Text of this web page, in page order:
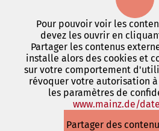
Pour pouvoir voir les
devez les ouvrir en
Partager les contenus
installe alors des cookies et
sur votre comportement
révoquer votre autorisation
les paramètres de
www.mainz.de/
Partager des